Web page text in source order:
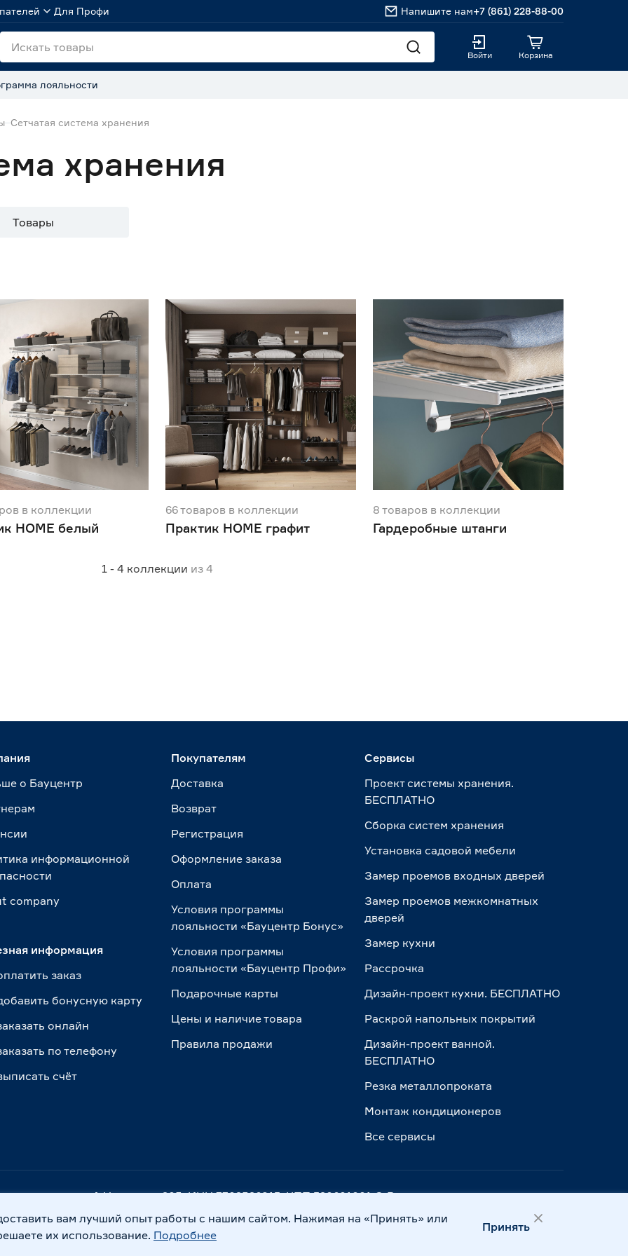
Для Профи Напишите нам+7 (861) 228-88-00
Войти Корзина
лояльности
Сетчатая система хранения
хранения
Товары
в коллекции
HOME белый
66товаров в коллекции
Практик HOME графит
8 товаров в коллекции
Гардеробные штанги
1 - 4 коллекции из 4
о Бауцентр
информационной
сompany
информация
заказ
бонусную карту
онлайн
по телефону
счёт
Покупателям
Доставка
Возврат
Регистрация
Оформление заказа
Оплата
Условия программы
лояльности «Бауцентр Бонус»
Условия программы
лояльности «Бауцентр Профи»
Подарочные карты
Цены и наличие товара
Правила продажи
Сервисы
Проект системы хранения.
БЕСПЛАТНО
Сборка систем хранения
Установка садовой мебели
Замер проемов входных дверей
Замер проемов межкомнатных
дверей
Замер кухни
Рассрочка
Дизайн-проект кухни. БЕСПЛАТНО
Раскрой напольных покрытий
Дизайн-проект ванной.
БЕСПЛАТНО
Резка металлопроката
Монтаж кондиционеров
Все сервисы
ул. А.Невского, 205. ИНН 7702596813, КПП 390601001 © Все права защищены
информация Охрана труда
вам лучший опыт работы с нашим сайтом. Нажимая на «Принять» или
их использование. Подробнее
Принять